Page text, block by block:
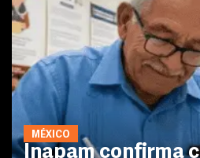
MÉXICO
Inapam confirma